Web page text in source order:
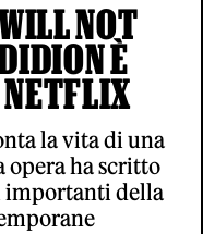
NOT
È
la vita di una
opera ha scritto
importanti della